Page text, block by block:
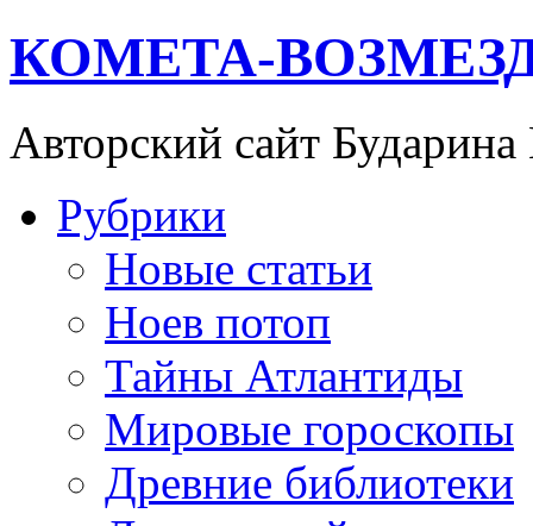
КОМЕТА-
Авторский сайт
Рубрики
Новые статьи
Ноев потоп
Тайны Атлантиды
Мировые гороскопы
Древние библиотеки